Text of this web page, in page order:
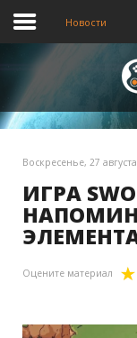
Главная
Видео
Новости
Воскресенье, 27
ИГРА
Оцените материал